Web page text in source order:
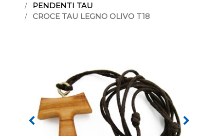
PENDENTI TAU
CROCE TAU LEGNO OLIVO T18